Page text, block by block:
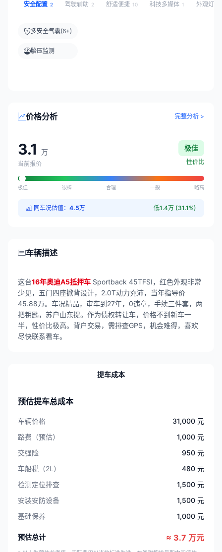
安全配置 2 驾驶辅助 2 舒适便捷 10 科技多媒体 1 外观灯光
多安全气囊(6+)
胎压监测
价格分析 完整分析 >
3.1 万
当前报价
极佳
性价比
极佳 很棒 合理 一般 略高
同车况估值： 4.5万 低1.4万 (31.1%)
车辆描述
这台16年奥迪A5抵押车 Sportback 45TFSI，红色外观非常
少见，五门四座掀背设计，2.0T动力充沛，当年指导价
45.88万。车况精品，审车到27年，0违章，手续三件套，两
把钥匙，苏户山东提。作为债权转让车，价格不到新车一
半，性价比极高。背户交易，需排查GPS，机会难得，喜欢
尽快联系看车。
提车成本
预估提车总成本
车辆价格
31,000 元
路费（预估）
1,000 元
交强险
950 元
车船税（2L）
480 元
检测定位排查
1,500 元
安装安防设备
1,500 元
基础保养
1,000 元
预估总计 ≈ 3.7 万元